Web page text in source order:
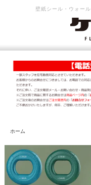
壁紙シール・ウォー
ホーム